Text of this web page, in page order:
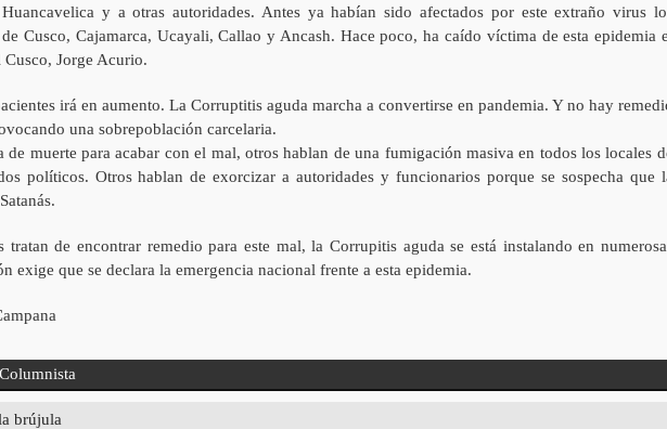
y a otras autoridades. Antes ya habían sido afectados por este extraño virus
Cusco, Cajamarca, Ucayali, Callao y Ancash. Hace poco, ha caído víctima de esta epidemia
Jorge Acurio.
irá en aumento. La Corruptitis aguda marcha a convertirse en pandemia. Y no hay
una sobrepoblación carcelaria.
de muerte para acabar con el mal, otros hablan de una fumigación masiva en todos los locales
políticos. Otros hablan de exorcizar a autoridades y funcionarios porque se sospecha que
tratan de encontrar remedio para este mal, la Corrupitis aguda se está instalando en
exige que se declara la emergencia nacional frente a esta epidemia.
brújula